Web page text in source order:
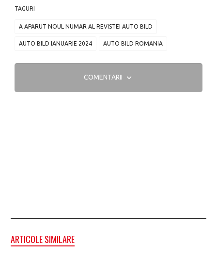
TAGURI
A APARUT NOUL NUMAR AL REVISTEI AUTO BILD
AUTO BILD IANUARIE 2024 AUTO BILD ROMANIA
COMENTARII
ARTICOLE SIMILARE